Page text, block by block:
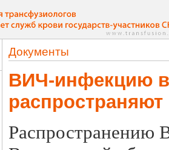
Документы
ВИЧ-инфекцию в
Распространению